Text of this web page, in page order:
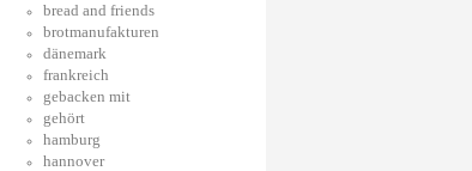
bread and friends
brotmanufakturen
dänemark
frankreich
gebacken mit
gehört
hamburg
hannover